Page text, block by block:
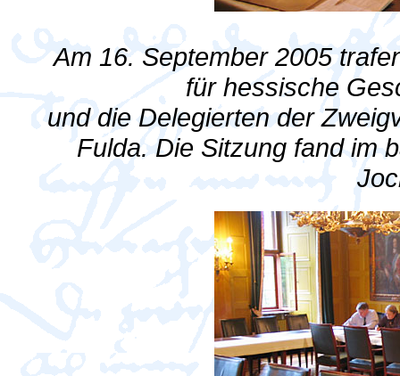
Am 16. September 2005
für hessische
und die Delegierten der
Fulda. Die Sitzung fand im